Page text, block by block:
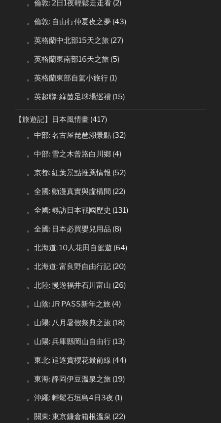
。倫敦: 2日1夜輕鬆走走看 (2)
。倫敦: 自由行仲夏夜之夢 (43)
。英格蘭中北部15天之旅 (27)
。英格蘭東南部16天之旅 (5)
。英格蘭東部自駕小旅行 (1)
。英超聯: 綠茵足球場巡禮 (15)
【旅遊記】日本風情畫 (417)
。中部: 名古屋琵琶湖景點 (32)
。中部: 雪之木曾路白川鄉 (4)
。京都: 紅葉景點推薦情報 (52)
。全國: 動漫真實與虛構間 (22)
。全國: 尋訪日本戰國歷史 (131)
。全國: 日本必買嬰兒用品 (8)
。北海道: 10人花田自駕遊 (64)
。北海道: 富良野自由行記 (20)
。北陸: 慢遊福井石川富山 (26)
。山陰: JR PASS新年之旅 (4)
。山陽: 八月暑假祭典之旅 (18)
。山陽: 兵庫縣岡山自由行 (13)
。東北: 追逐賞櫻花最前線 (44)
。東海: 靜岡伊豆溫泉之旅 (19)
。沖繩: 輕鬆石垣島4日3夜 (1)
。關東: 東京鐮倉箱根溫泉 (22)